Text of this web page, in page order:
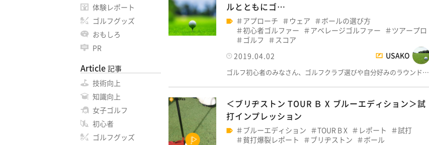
体験レポート
ゴルフグッズ
おもしろ
PR
Article 記事
技術向上
知識向上
女子ゴルフ
初心者
ゴルフグッズ
ルとともにゴ…
アプローチ ウェア
ボールの選び方
初心者ゴルファー
アベレージゴルファー
ツアープロ
ゴルフ
スコア
2019.04.02
USAKO
ゴルフ初心者のみなさん、ゴルフクラブ選びや自分好みのラウンド…
＜ブリヂストン TOUR Ｂ X ブルーエディション＞試
打インプレッション
ブルーエディション TOUR B X レポート
試打
貧打爆裂レポート
ブリヂストン
ボール